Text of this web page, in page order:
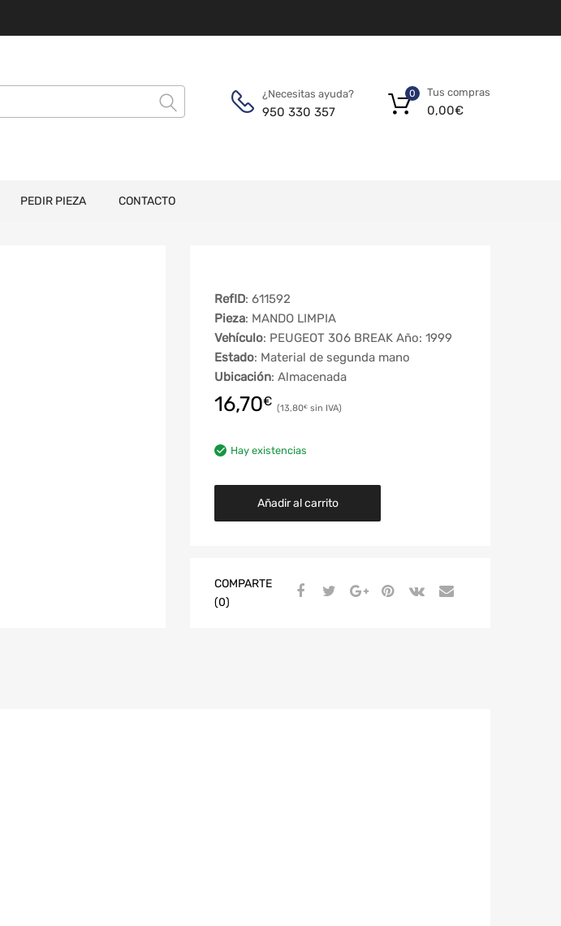
¿Necesitas ayuda?
950 330 357
Tus compras
0,00€
0
PEDIR PIEZA CONTACTO
RefID: 611592
Pieza: MANDO LIMPIA
Vehículo: PEUGEOT 306 BREAK Año: 1999
Estado: Material de segunda mano
Ubicación: Almacenada
16,70€ 13,80€
Hay existencias
Añadir al carrito
COMPARTE
(0)